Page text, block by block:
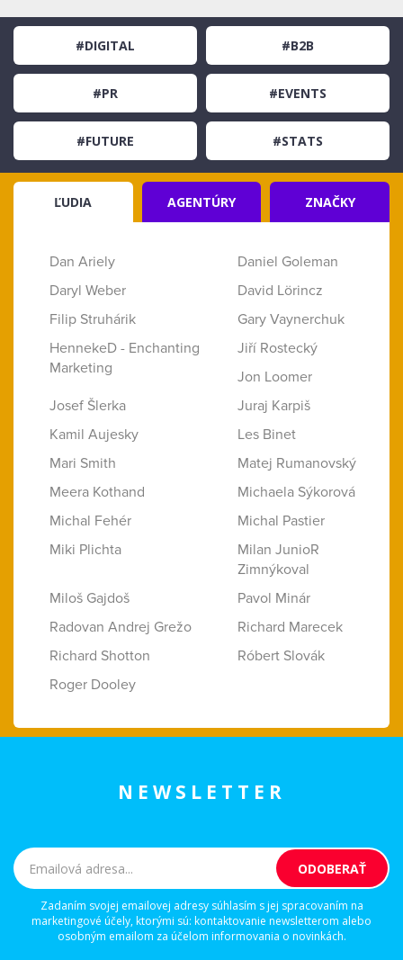
#DIGITAL #B2B
#PR #EVENTS
#FUTURE #STATS
ĽUDIA AGENTÚRY ZNAČKY
Dan Ariely
Daniel Goleman
Daryl Weber
David Lörincz
Filip Struhárik
Gary Vaynerchuk
HennekeD - Enchanting
Marketing
Jiří Rostecký
Jon Loomer
Josef Šlerka
Juraj Karpiš
Kamil Aujesky
Les Binet
Mari Smith
Matej Rumanovský
Meera Kothand
Michaela Sýkorová
Michal Fehér
Michal Pastier
Miki Plichta
Milan JunioR
Zimnýkoval
Miloš Gajdoš
Pavol Minár
Radovan Andrej Grežo
Richard Marecek
Richard Shotton
Róbert Slovák
Roger Dooley
NEWSLETTER
Zadaním svojej emailovej adresy súhlasím s jej spracovaním na
marketingové účely, ktorými sú: kontaktovanie newsletterom alebo
osobným emailom za účelom informovania o novinkách.